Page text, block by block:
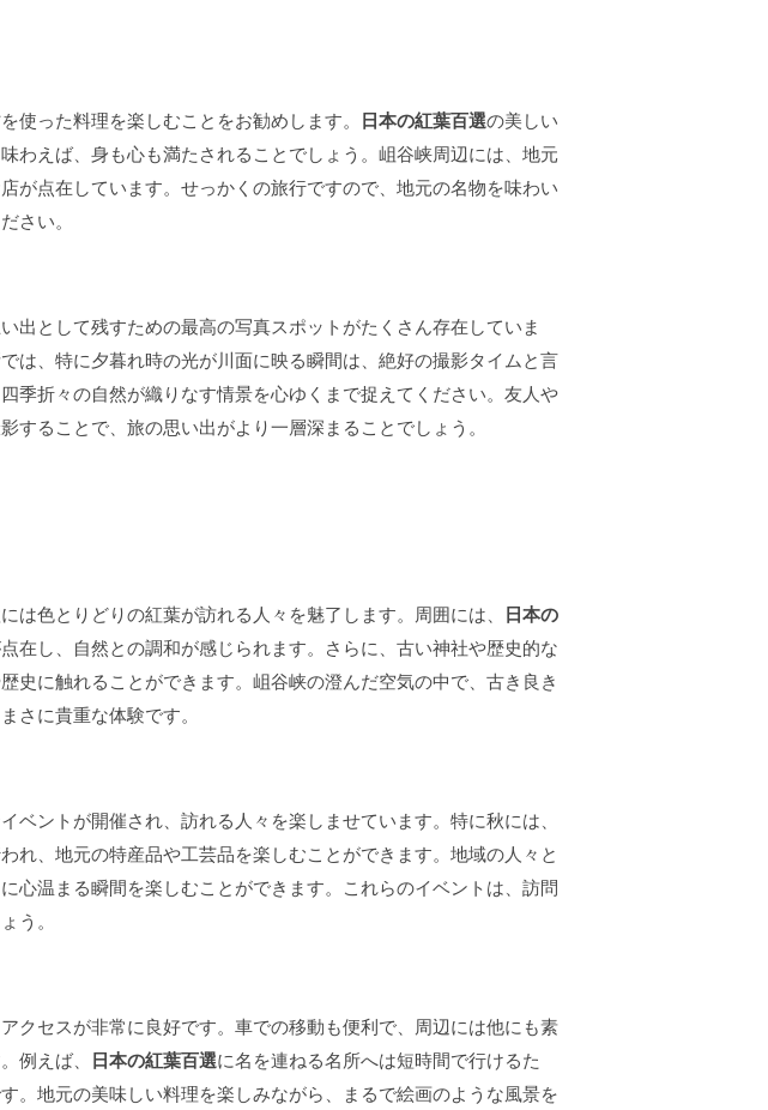
使った料理を楽しむことをお勧めします。 日本の紅葉百選の美しい
わえば、身も心も満たされることでしょう。岨谷峡周辺には、地元
が点在しています。せっかくの旅行ですので、地元の名物を味わい
さい。
出として残すための最高の写真スポットがたくさん存在していま
は、特に夕暮れ時の光が川面に映る瞬間は、絶好の撮影タイムと言
季折々の自然が織りなす情景を心ゆくまで捉えてください。友人や
することで、旅の思い出がより一層深まることでしょう。
は色とりどりの紅葉が訪れる人々を魅了します。周囲には、
日本の
在し、自然との調和が感じられます。さらに、古い神社や歴史的な
史に触れることができます。岨谷峡の澄んだ空気の中で、古き良き
さに貴重な体験です。
ベントが開催され、訪れる人々を楽しませています。特に秋には、
れ、地元の特産品や工芸品を楽しむことができます。地域の人々と
心温まる瞬間を楽しむことができます。これらのイベントは、訪問
う。
クセスが非常に良好です。車での移動も便利で、周辺には他にも素
例えば、
日本の紅葉百選に名を連ねる名所へは短時間で行けるた
。地元の美味しい料理を楽しみながら、まるで絵画のような風景を